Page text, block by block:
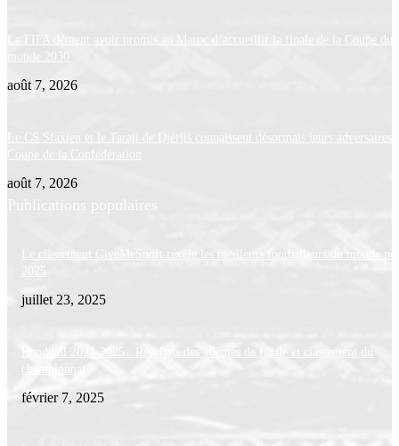
La FIFA dément avoir promis au Maroc d’accueillir la finale de la Coupe du
monde 2030
août 7, 2026
Le CS Sfaxien et le Taraji de Djerjis connaissent désormais leurs adversaires
Coupe de la Confédération
août 7, 2026
Publications populaires
Le classement GiveMeSport révèle les meilleurs footballeurs du monde
juillet 23, 2025
Handball 2024-2025 : Résultats des 16èmes de finale et classement du
championnat
février 7, 2025